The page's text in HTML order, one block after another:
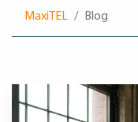
MaxiTEL Blog